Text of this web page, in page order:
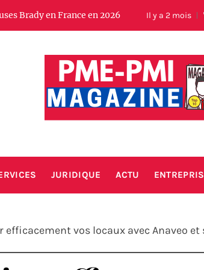
France en 2026 Il y a 2 mois Top 5 des
Votre magazine business
JURIDIQUE ACTU
efficacement vos locaux avec Anaveo